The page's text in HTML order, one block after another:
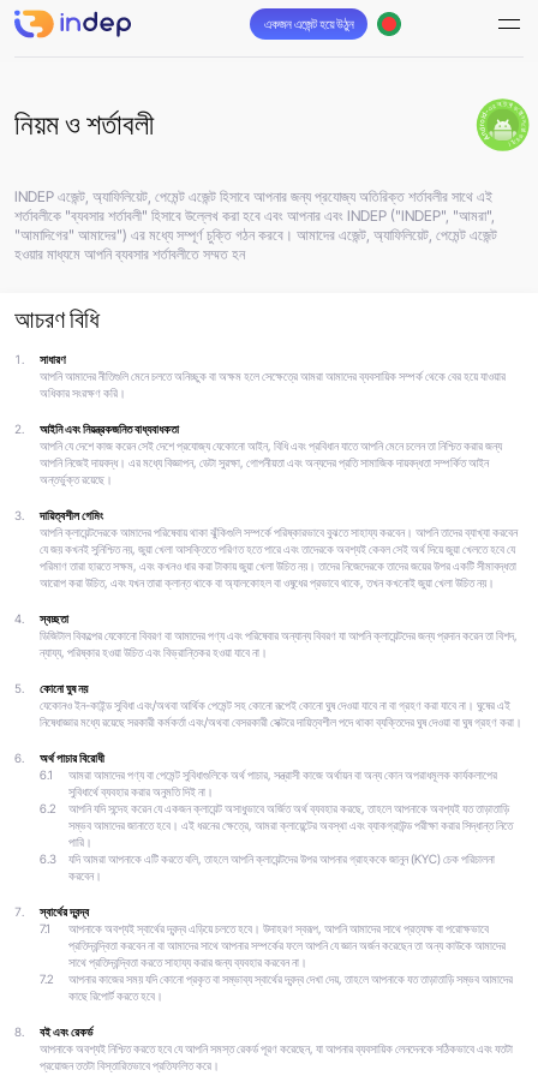
একজন এজেন্ট হয়ে উঠুন
নিয়ম ও শর্তাবলী Android-এর অ্যাপ
INDEP এজেন্ট, অ্যাফিলিয়েট, পেমেন্ট এজেন্ট হিসাবে আপনার জন্য প্রযোজ্য অতিরিক্ত শর্তাবলীর সাথে এই
শর্তাবলীকে "ব্যবসার শর্তাবলী" হিসাবে উল্লেখ করা হবে এবং আপনার এবং INDEP ("INDEP", "আমরা",
"আমাদিগের" আমাদের") এর মধ্যে সম্পূর্ণ চুক্তি গঠন করবে। আমাদের এজেন্ট, অ্যাফিলিয়েট, পেমেন্ট এজেন্ট
হওয়ার মাধ্যমে আপনি ব্যবসার শর্তাবলীতে সম্মত হন
আচরণ বিধি
সাধারণ
আপনি আমাদের নীতিগুলি মেনে চলতে অনিচ্ছুক বা অক্ষম হলে সেক্ষেত্রে আমরা আমাদের ব্যবসায়িক সম্পর্ক থেকে বের হয়ে যাওয়ার
অধিকার সংরক্ষণ করি।
আইনি এবং নিয়ন্ত্রকজনিত বাধ্যবাধকতা
আপনি যে দেশে কাজ করেন সেই দেশে প্রযোজ্য যেকোনো আইন, বিধি এবং প্রবিধান যাতে আপনি মেনে চলেন তা নিশ্চিত করার জন্য
আপনি নিজেই দায়বদ্ধ। এর মধ্যে বিজ্ঞাপন, ডেটা সুরক্ষা, গোপনীয়তা এবং অন্যদের প্রতি সামাজিক দায়বদ্ধতা সম্পর্কিত আইন
অন্তর্ভুক্ত রয়েছে।
দায়িত্বশীল গেমিং
আপনি ক্লায়েন্টদেরকে আমাদের পরিষেবায় থাকা ঝুঁকিগুলি সম্পর্কে পরিষ্কারভাবে বুঝতে সাহায্য করবেন। আপনি তাদের ব্যাখ্যা করবেন
যে জয় কখনই সুনিশ্চিত নয়, জুয়া খেলা আসক্তিতে পরিণত হতে পারে এবং তাদেরকে অবশ্যই কেবল সেই অর্থ দিয়ে জুয়া খেলতে হবে যে
পরিমাণ তারা হারতে সক্ষম, এবং কখনও ধার করা টাকায় জুয়া খেলা উচিত নয়। তাদের নিজেদেরকে তাদের জয়ের উপর একটি সীমাবদ্ধতা
আরোপ করা উচিত, এবং যখন তারা ক্লান্ত থাকে বা অ্যালকোহল বা ওষুধের প্রভাবে থাকে, তখন কখনোই জুয়া খেলা উচিত নয়।
স্বচ্ছতা
ডিজিটাল বিকল্পের যেকোনো বিবরণ বা আমাদের পণ্য এবং পরিষেবার অন্যান্য বিবরণ যা আপনি ক্লায়েন্টদের জন্য প্রদান করেন তা বিশদ,
ন্যায্য, পরিষ্কার হওয়া উচিত এবং বিভ্রান্তিকর হওয়া যাবে না।
কোনো ঘুষ নয়
যেকোনও ইন-কাইন্ড সুবিধা এবং/অথবা আর্থিক পেমেন্ট সহ কোনো রূপেই কোনো ঘুষ দেওয়া যাবে না বা গ্রহণ করা যাবে না। ঘুষের এই
নিষেধাজ্ঞার মধ্যে রয়েছে সরকারী কর্মকর্তা এবং/অথবা বেসরকারী সেক্টরে দায়িত্বশীল পদে থাকা ব্যক্তিদের ঘুষ দেওয়া বা ঘুষ গ্রহণ করা।
অর্থ পাচার বিরোধী
6.1
আমরা আমাদের পণ্য বা পেমেন্ট সুবিধাগুলিকে অর্থ পাচার, সন্ত্রাসী কাজে অর্থায়ন বা অন্য কোন অপরাধমূলক কার্যকলাপের
সুবিধার্থে ব্যবহার করার অনুমতি দিই না।
6.2
আপনি যদি সন্দেহ করেন যে একজন ক্লায়েন্ট অসাধুভাবে অর্জিত অর্থ ব্যবহার করছে, তাহলে আপনাকে অবশ্যই যত তাড়াতাড়ি
সম্ভব আমাদের জানাতে হবে। এই ধরনের ক্ষেত্রে, আমরা ক্লায়েন্টের অবস্থা এবং ব্যাকগ্রাউন্ড পরীক্ষা করার সিদ্ধান্ত নিতে
পারি।
6.3
যদি আমরা আপনাকে এটি করতে বলি, তাহলে আপনি ক্লায়েন্টদের উপর আপনার গ্রাহককে জানুন (KYC) চেক পরিচালনা
করবেন।
স্বার্থের দ্বন্দ্ব
7.1
আপনাকে অবশ্যই স্বার্থের দ্বন্দ্ব এড়িয়ে চলতে হবে। উদাহরণ স্বরূপ, আপনি আমাদের সাথে প্রত্যক্ষ বা পরোক্ষভাবে
প্রতিদ্বন্দ্বিতা করবেন না বা আমাদের সাথে আপনার সম্পর্কের ফলে আপনি যে জ্ঞান অর্জন করেছেন তা অন্য কাউকে আমাদের
সাথে প্রতিদ্বন্দ্বিতা করতে সাহায্য করার জন্য ব্যবহার করবেন না।
7.2
আপনার কাজের সময় যদি কোনো প্রকৃত বা সম্ভাব্য স্বার্থের দ্বন্দ্ব দেখা দেয়, তাহলে আপনাকে যত তাড়াতাড়ি সম্ভব আমাদের
কাছে রিপোর্ট করতে হবে।
বই এবং রেকর্ড
আপনাকে অবশ্যই নিশ্চিত করতে হবে যে আপনি সমস্ত রেকর্ড পূরণ করেছেন, যা আপনার ব্যবসায়িক লেনদেনকে সঠিকভাবে এবং যতটা
প্রয়োজন ততটা বিস্তারিতভাবে প্রতিফলিত করে।